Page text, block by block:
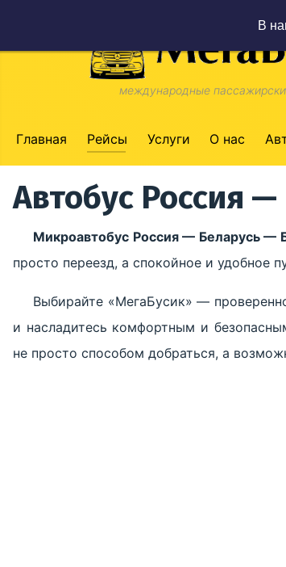
международные
Главная Рейсы Услуги О нас
Автобус Россия
Микроавтобус Россия — Беларусь —
просто переезд, а спокойное и удобное
Выбирайте «МегаБусик» —
и насладитесь комфортным и
не просто способом добраться, а
В